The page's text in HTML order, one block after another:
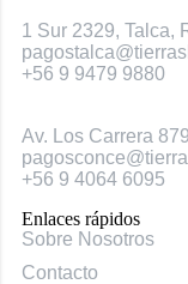
1 Sur 2329, Talca,
+56 9 9479 9880
Av. Los Carrera
+56 9 4064 6095
Enlaces rápidos
Sobre Nosotros
Contacto